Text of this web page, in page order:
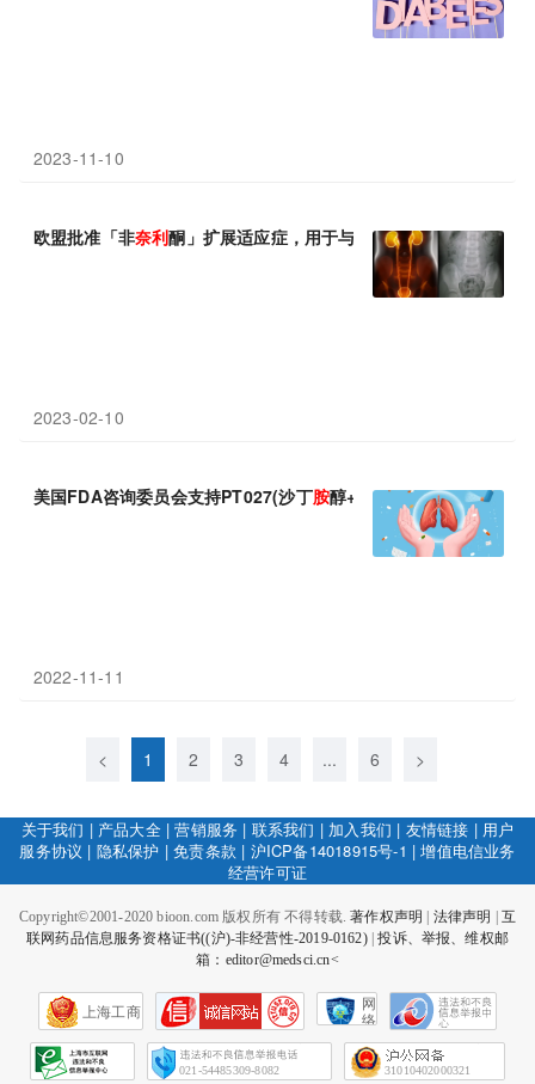
2023-11-10
欧盟批准「非奈利酮」扩展适应症，用于与2型糖尿病相关的慢性
2023-02-10
美国FDA咨询委员会支持PT027(沙丁胺醇+布地奈
2022-11-11
< 1 2 3 4 ... 6 >
关于我们 | 产品大全|营销服务 | 联系我们 | 加入我们 | 友情链接 | 用户
服务协议 | 隐私保护 |免责条款 | 沪ICP备14018915号-1 |增值电信业务
经营许可证
Copyright©2001-2020 bioon.com 版权所有 不得转载.著作权声明 法律声明
互
联网药品信息服务资格证书((沪)-非经营性-2019-0162)|投诉、举报、维权邮
箱：editor@medsci.cn<
上海工商
网
络
会
征
021-54485309-8082 31010402000321